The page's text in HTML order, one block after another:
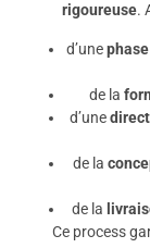
rigoureuse.
d’unephase
de la
d’une
de la
de la
Ce process